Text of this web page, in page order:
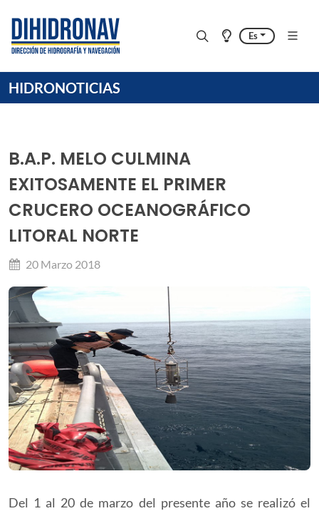
Es
HIDRONOTICIAS
B.A.P. MELO CULMINA
EXITOSAMENTE EL PRIMER
CRUCERO OCEANOGRÁFICO
LITORAL NORTE
20 Marzo 2018
Del 1 al 20 de marzo del presente año se realizó el